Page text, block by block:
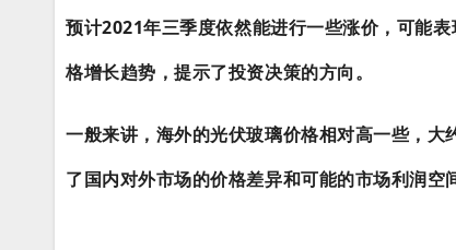
预计2021年三季度依然能进行一些涨价，可能
格增长趋势，提示了投资决策的方向。
一般来讲，海外的光伏玻璃价格相对高一些，
了国内对外市场的价格差异和可能的市场利润空